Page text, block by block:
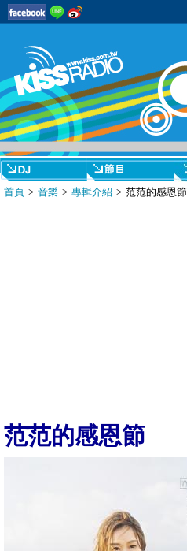
首頁 > 音樂 > 專輯介紹 > 范范的感恩節
范范的感恩節